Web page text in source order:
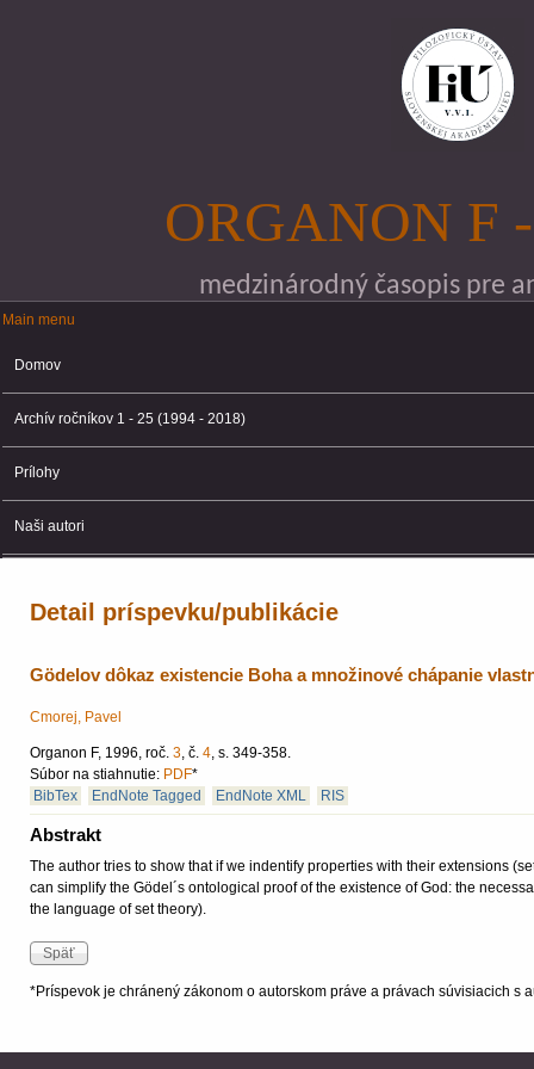
ORGANON F
medzinárodný časopis pre
Main menu
Main menu
Domov
Archív ročníkov 1 - 25 (1994 - 2018)
Prílohy
Naši autori
Detail príspevku/publikácie
Gödelov dôkaz existencie Boha a množinové chápanie
Cmorej, Pavel
Organon F, 1996, roč. 3, č. 4, s. 349-358.
Súbor na stiahnutie: PDF*
BibTex
EndNote Tagged EndNote XML RIS
Abstrakt
The author tries to show that if we indentify properties with their extensions
can simplify the Gödel´s ontological proof of the existence of God: the
the language of set theory).
*Príspevok je chránený zákonom o autorskom práve a právach súvisiacich s